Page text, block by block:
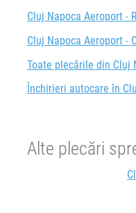
Cluj Napoca Aeroport -
Cluj Napoca Aeroport -
Toate plecările din Cluj
Închirieri autocare în
Alte plecări